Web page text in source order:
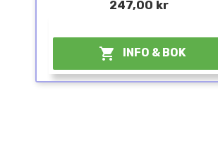
247,00 kr
 INFO & BOK